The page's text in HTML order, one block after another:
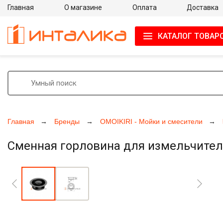
Главная Бренды OMOIKIRI - Мойки и смесители
Сменная горловина для
Главная О магазине Оплата Доставка
КАТАЛОГ